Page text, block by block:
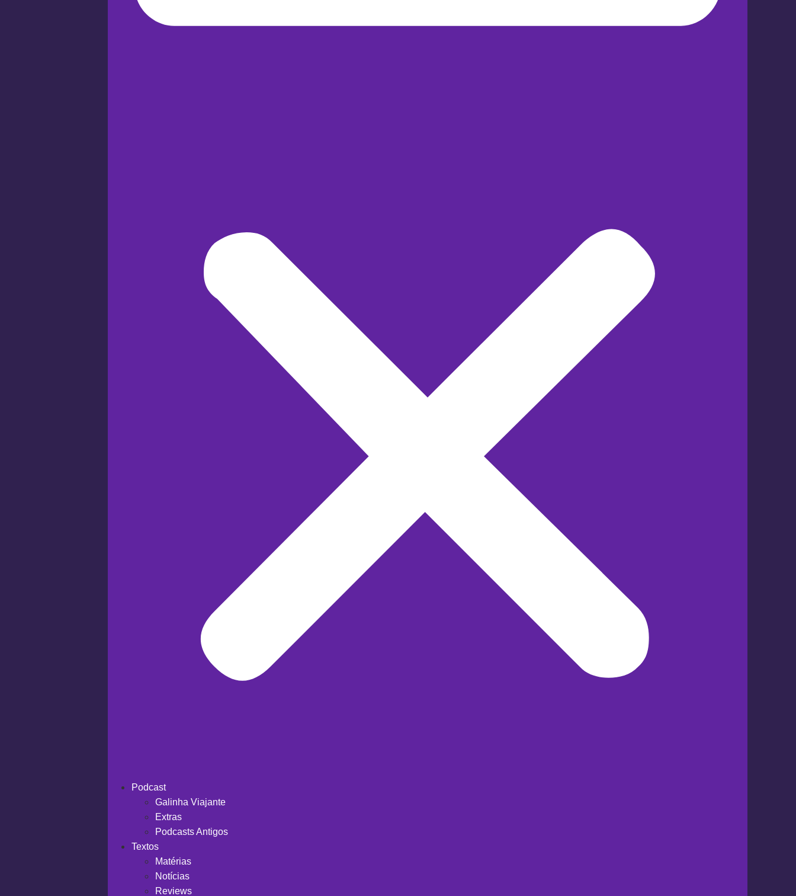
Podcast
Galinha Viajante
Extras
Podcasts Antigos
Textos
Matérias
Notícias
Reviews